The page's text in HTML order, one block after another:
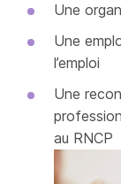
Une
Une
l’emploi
Une
au RNCP